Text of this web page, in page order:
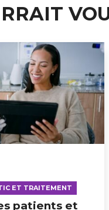
ET TRAITEMENT
patients et